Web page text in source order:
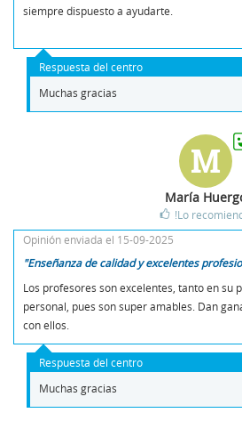
siempre dispuesto a ayudarte.
Respuesta del centro
Muchas gracias
M
María
!Lo
Opinión enviada el 15-09-2025
"Enseñanza de calidad y excelentes
Los profesores son excelentes, tanto en su
personal, pues son super amables. Dan
con ellos.
Respuesta del centro
Muchas gracias